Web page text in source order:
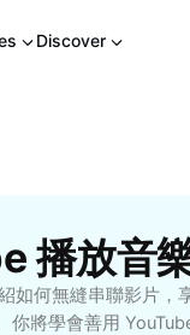
Discover
播放音
如何無縫串聯影片，
將學會善用